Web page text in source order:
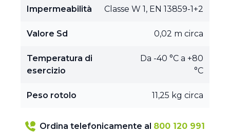
Impermeabilità Classe W 1, EN 13859-1+2
Valore Sd 0,02 m circa
Temperatura di
esercizio
Da -40 °C a +80
°C
Peso rotolo 11,25 kg circa
Ordina telefonicamente al 800 120 991